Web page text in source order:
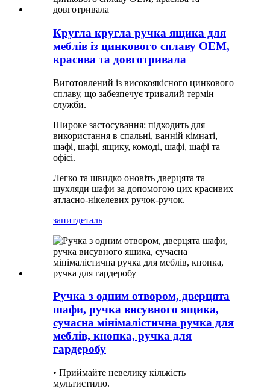
Кругла кругла ручка ящика для
меблів із цинкового сплаву OEM,
красива та довготривала
Виготовлений із високоякісного цинкового
сплаву, що забезпечує тривалий термін
служби.
Широке застосування: підходить для
використання в спальні, ванній кімнаті,
шафі, шафі, ящику, комоді, шафі, шафі та
офісі.
Легко та швидко оновіть дверцята та
шухляди шафи за допомогою цих красивих
атласно-нікелевих ручок-ручок.
запитдеталь
Ручка з одним отвором, дверцята
шафи, ручка висувного ящика,
сучасна мінімалістична ручка для
меблів, кнопка, ручка для
гардеробу
• Приймайте невелику кількість
мультистилю.